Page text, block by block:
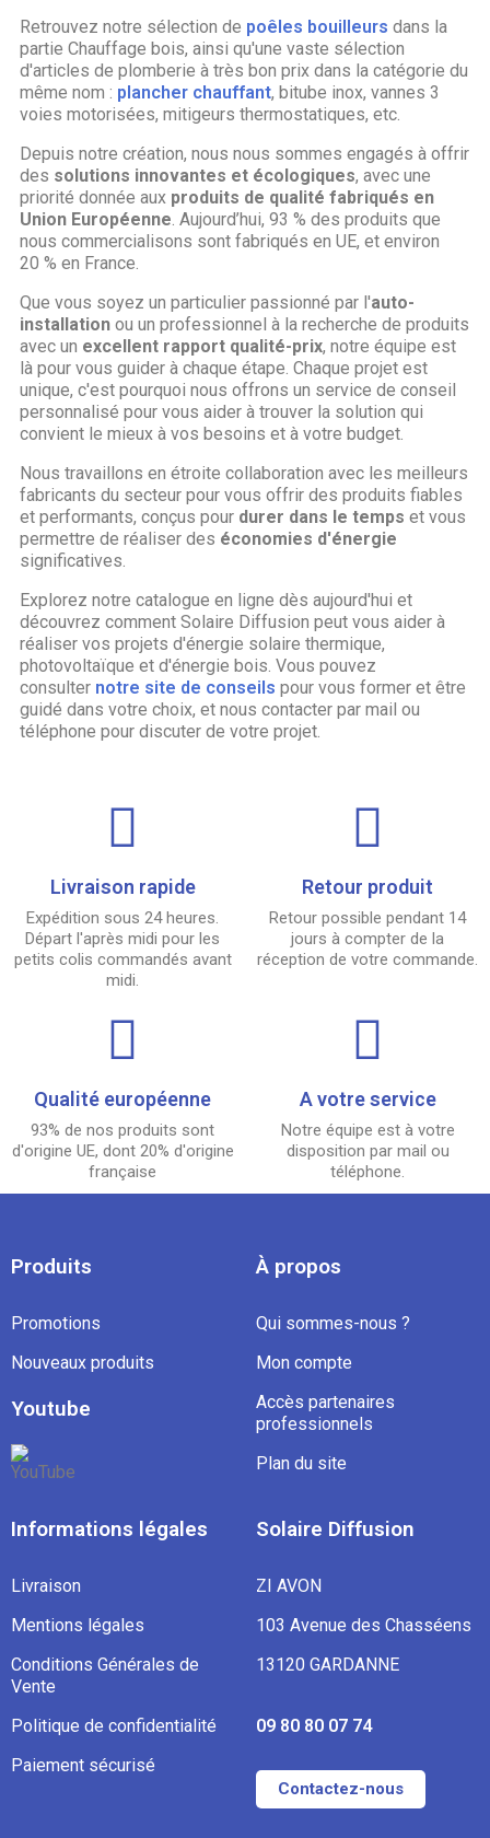
Retrouvez notre sélection de poêles bouilleurs dans la
partie Chauffage bois, ainsi qu'une vaste sélection
d'articles de plomberie à très bon prix dans la catégorie du
même nom : plancher chauffant, bitube inox, vannes 3
voies motorisées, mitigeurs thermostatiques, etc.
Depuis notre création, nous nous sommes engagés à offrir
des solutions innovantes et écologiques, avec une
priorité donnée aux produits de qualité fabriqués en
Union Européenne. Aujourd’hui, 93 % des produits que
nous commercialisons sont fabriqués en UE, et environ
20 % en France.
Que vous soyez un particulier passionné par l'auto-
installation ou un professionnel à la recherche de produits
avec un excellent rapport qualité-prix, notre équipe est
là pour vous guider à chaque étape. Chaque projet est
unique, c'est pourquoi nous offrons un service de conseil
personnalisé pour vous aider à trouver la solution qui
convient le mieux à vos besoins et à votre budget.
Nous travaillons en étroite collaboration avec les meilleurs
fabricants du secteur pour vous offrir des produits fiables
et performants, conçus pour durer dans le temps et vous
permettre de réaliser des économies d'énergie
significatives.
Explorez notre catalogue en ligne dès aujourd'hui et
découvrez comment Solaire Diffusion peut vous aider à
réaliser vos projets d'énergie solaire thermique,
photovoltaïque et d'énergie bois. Vous pouvez
consulter notre site de conseils pour vous former et être
guidé dans votre choix, et nous contacter par mail ou
téléphone pour discuter de votre projet.
Livraison rapide
Expédition sous 24 heures.
Départ l'après midi pour les
petits colis commandés avant
midi.
Retour produit
Retour possible pendant 14
jours à compter de la
réception de votre commande.
Qualité européenne
93% de nos produits sont
d'origine UE, dont 20% d'origine
française
A votre service
Notre équipe est à votre
disposition par mail ou
téléphone.
Produits
Promotions
Nouveaux produits
Youtube
À propos
Qui sommes-nous ?
Mon compte
Accès partenaires
professionnels
Plan du site
Informations légales
Livraison
Mentions légales
Conditions Générales de
Vente
Politique de confidentialité
Paiement sécurisé
Solaire Diffusion
ZI AVON
103 Avenue des Chasséens
13120 GARDANNE
09 80 80 07 74
Contactez-nous